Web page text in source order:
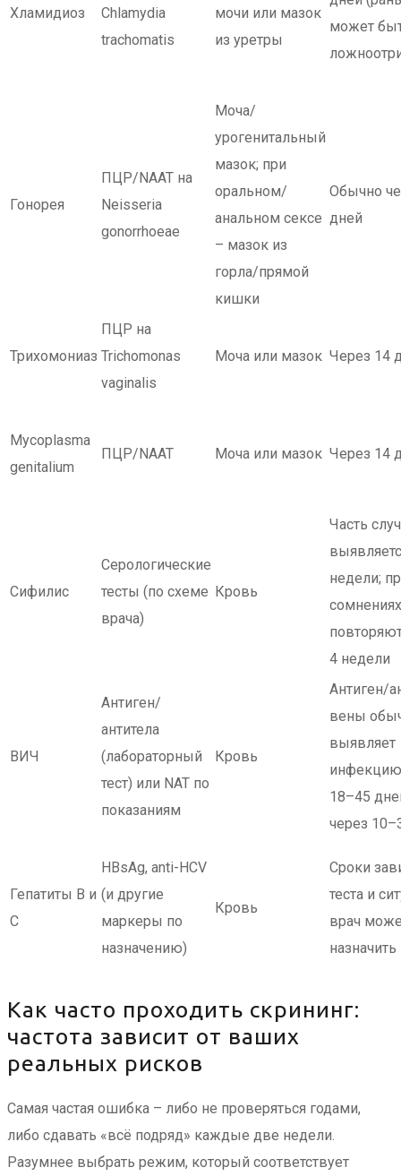
Хламидиоз
Chlamydia
trachomatis
мочи или мазок
из уретры
может
Гонорея
ПЦР/NAAT на
Neisseria
gonorrhoeae
Моча/
урогенитальный
мазок; при
оральном/
анальном сексе
– мазок из
горла/прямой
кишки
Обычно
дней
Трихомониаз
ПЦР на
Trichomonas
vaginalis
Моча или мазок Через 14
Mycoplasma
genitalium
ПЦР/NAAT Моча или мазок Через 14
Сифилис
Серологические
тесты (по схеме
врача)
Кровь
Часть
недели;
4 недели
ВИЧ
Антиген/
антитела
(лабораторный
тест) или NAT по
показаниям
Кровь
Антиген/
вены
выявляет
18–45
через
Гепатиты B и
C
HBsAg, anti-HCV
(и другие
маркеры по
назначению)
Кровь
Сроки
теста и
врач
Как часто проходить скрининг:
частота зависит от ваших
реальных рисков
Самая частая ошибка – либо не проверяться годами,
либо сдавать «всё подряд» каждые две недели.
Разумнее выбрать режим, который соответствует